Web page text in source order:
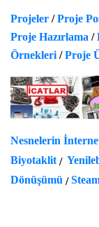
Projeler /Proje
Proje Hazırlama /
Örnekleri/Proje
Nesnelerin
Biyotaklit/
Dönüşümü /